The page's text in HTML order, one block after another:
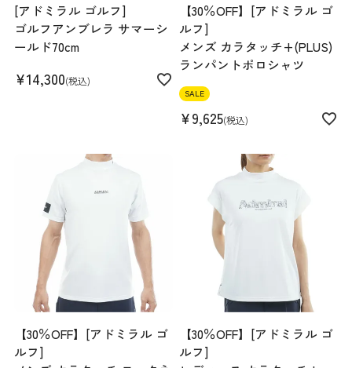
[アドミラル ゴルフ]
ゴルフアンブレラ サマーシ
ールド70cm
¥14,300 税込
【30％OFF】[アドミラル ゴ
ルフ]
メンズ カラタッチ+(PLUS)
ランパントポロシャツ
SALE
¥9,625 税込
【30％OFF】[アドミラル ゴ
ルフ]
【30％OFF】[アドミラル ゴ
ルフ]